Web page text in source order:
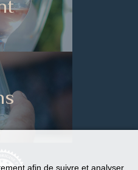
afin de suivre et analyser